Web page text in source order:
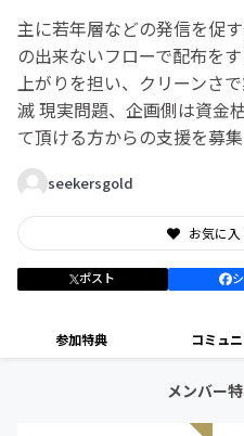
主に若年層などの発信を促
の出来ないフローで配布を
上がりを担い、クリーンさ
滅 現実問題、企画側は資金
て頂ける方からの支援を募集
seekersgold
お気に
ポスト
参加特典 コミュ
メンバー